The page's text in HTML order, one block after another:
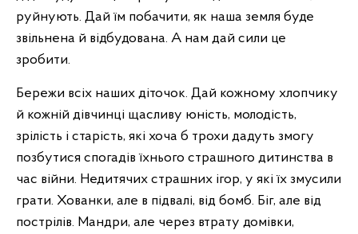
руйнують. Дай їм побачити, як наша земля буде
звільнена й відбудована. А нам дай сили це
зробити.
Бережи всіх наших діточок. Дай кожному хлопчику
й кожній дівчинці щасливу юність, молодість,
зрілість і старість, які хоча б трохи дадуть змогу
позбутися спогадів їхнього страшного дитинства в
час війни. Недитячих страшних ігор, у які їх змусили
грати. Хованки, але в підвалі, від бомб. Біг, але від
пострілів. Мандри, але через втрату домівки,